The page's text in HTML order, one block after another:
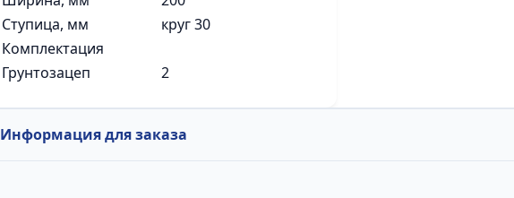
Ступица, мм
круг 30
Комплектация
Грунтозацеп
2
Информация для заказа